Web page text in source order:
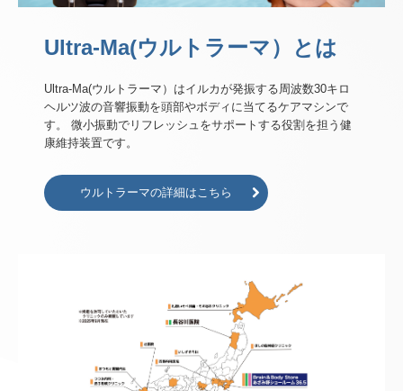
Ultra-Ma(ウルトラーマ）とは
Ultra-Ma(ウルトラーマ）はイルカが発振する周波数30キロ
ヘルツ波の音響振動を頭部やボディに当てるケアマシンで
す。 微小振動でリフレッシュをサポートする役割を担う健
康維持装置です。
ウルトラーマの詳細はこちら